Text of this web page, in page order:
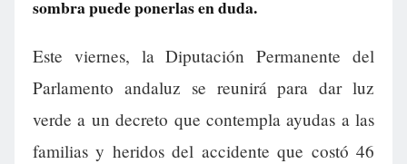
sombra puede ponerlas en duda.
Este viernes, la Diputación Permanente del
Parlamento andaluz se reunirá para dar luz
verde a un decreto que contempla ayudas a las
familias y heridos del accidente que costó 46